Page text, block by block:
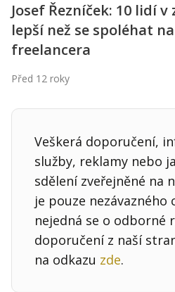
Přihlášení
Obchodní podmínky
Josef Řezníček: 10 lidí
lepší než se spoléhat
freelancera
Před 12 roky
Veškerá doporučení,
služby, reklamy nebo
sdělení zveřejněné na
je pouze nezávazného
nejedná se o odborné
doporučení z naší
na odkazu zde.